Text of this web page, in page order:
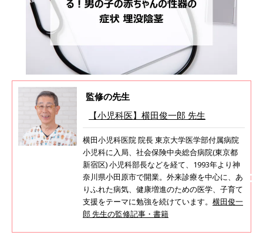
監修の先生
【小児科医】横田俊一郎 先生
横田小児科医院 院長 東京大学医学部付属病院
小児科に入局、社会保険中央総合病院(東京都
新宿区) 小児科部長などを経て、1993年より神
奈川県小田原市で開業。外来診療を中心に、あ
りふれた病気、健康増進のための医学、子育て
支援をテーマに勉強を続けています。 横田俊一
郎 先生の監修記事・書籍